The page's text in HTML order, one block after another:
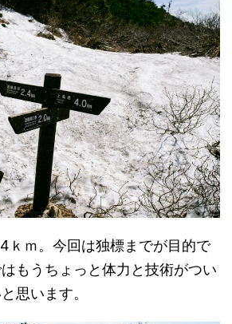
ｋｍ。今回は独標までが目的で
もうちょっと体力と技術がつい
思います。